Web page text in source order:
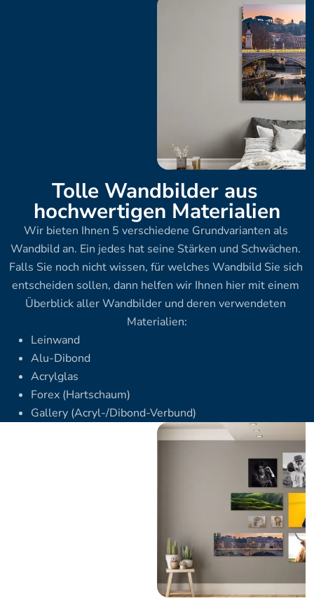
Tolle Wandbilder aus
hochwertigen Materialien
Wir bieten Ihnen 5 verschiedene Grundvarianten als
Wandbild an. Ein jedes hat seine Stärken und Schwächen.
Falls Sie noch nicht wissen, für welches Wandbild Sie sich
entscheiden sollen, dann helfen wir Ihnen hier mit einem
Überblick aller Wandbilder und deren verwendeten
Materialien:
Leinwand
Alu-Dibond
Acrylglas
Forex (Hartschaum)
Gallery (Acryl-/Dibond-Verbund)